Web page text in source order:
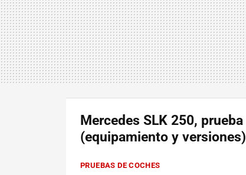
Mercedes SLK 250, prueba
(equipamiento y versiones)
PRUEBAS DE COCHES